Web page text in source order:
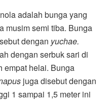
adalah bunga yang
musim semi tiba. Bunga
dengan yuchae.
dengan serbuk sari di
empat helai. Bunga
juga disebut dengan
1 sampai 1,5 meter ini